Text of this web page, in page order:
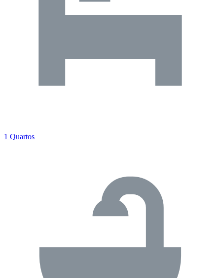
1 Quartos